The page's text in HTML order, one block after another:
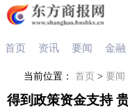
首页 资讯 要闻 金融
当前位置： 首页 > 要闻
得到政策资金支持